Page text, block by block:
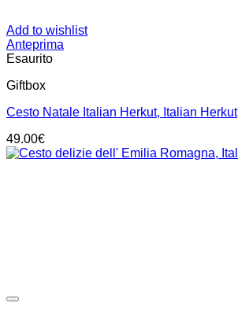
Add to wishlist
Anteprima
Esaurito
Giftbox
Cesto Natale Italian Herkut, Italian Herkut
49.00€